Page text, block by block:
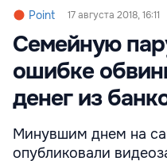
Point 17 августа 2018, 16:11
Семейную
ошибке
денег из
Минувшим днем на
опубликовали